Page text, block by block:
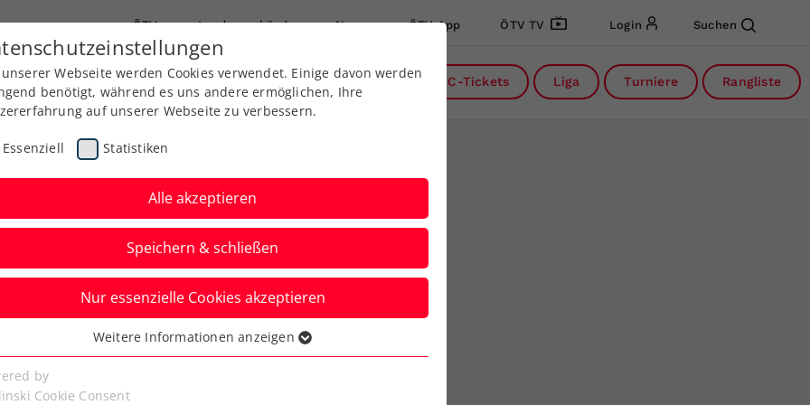
ÖTV Landesverbände News ÖTV App ÖTV TV Login Suchen
Ausbildung Services Über uns DC-Tickets Liga Turniere Rangliste
Kigali: Pichler
einer starken
Webseite werden Cookies verwendet. Einige davon werden
benötigt, während es uns andere ermöglichen, Ihre
auf unserer Webseite zu verbessern.
Essenziell Statistiken
Alle akzeptieren
Speichern & schließen
Nur essenzielle Cookies akzeptieren
Cookies werden für grundlegende Funktionen der
benötigt. Dadurch ist gewährleistet, dass die Webseite
Weitere Informationen anzeigen
by
Cookie Consent